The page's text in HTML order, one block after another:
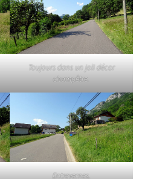
Toujours dans un joli décor
champêtre.
Entrevernes.